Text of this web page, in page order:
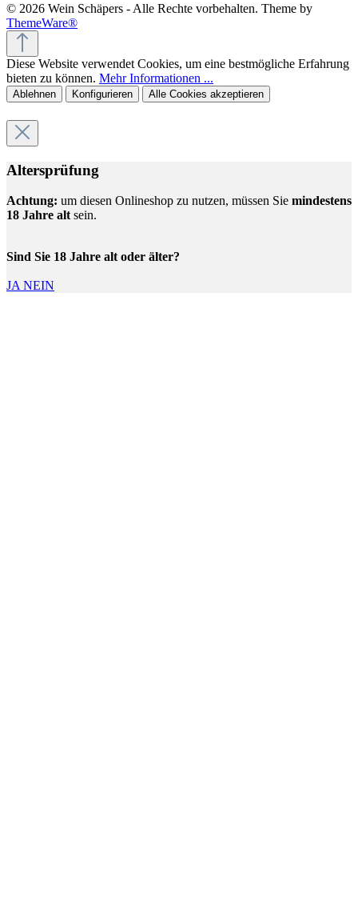
© 2026 Wein Schäpers - Alle Rechte vorbehalten. Theme by
ThemeWare®
Diese Website verwendet Cookies, um eine bestmögliche Erfahrung
bieten zu können. Mehr Informationen ...
Ablehnen Konfigurieren Alle Cookies akzeptieren
Altersprüfung
Achtung: um diesen Onlineshop zu nutzen, müssen Sie mindestens
18 Jahre alt sein.
Sind Sie 18 Jahre alt oder älter?
JA NEIN